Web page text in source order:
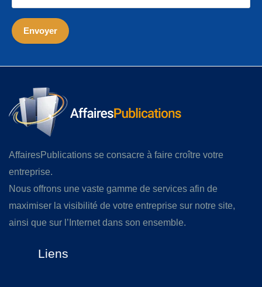
AffairesPublications se consacre à faire croître votre
entreprise.
Nous offrons une vaste gamme de services afin de
maximiser la visibilité de votre entreprise sur notre site,
ainsi que sur l’Internet dans son ensemble.
Liens